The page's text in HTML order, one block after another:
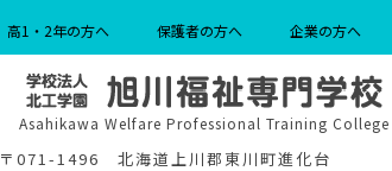
高1・2年の方へ 保護者の方へ 企業の方へ
Asahikawa Welfare Professional Training College
〒071-1496 北海道上川郡東川町進化台